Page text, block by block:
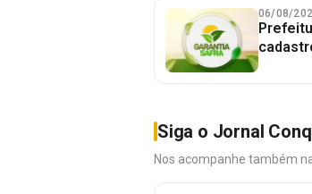
06/08/
Siga o Jornal
Nos acompanhe também